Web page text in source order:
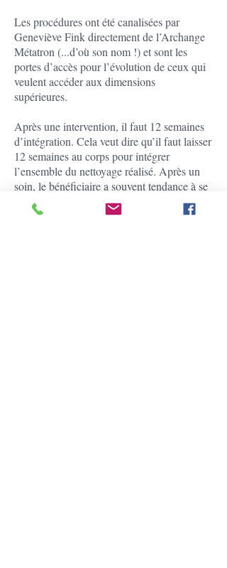
Les procédures ont été canalisées par
Geneviève Fink directement de l’Archange
Métatron (...d’où son nom !) et sont les
portes d’accès pour l’évolution de ceux qui
veulent accéder aux dimensions
supérieures.
Après une intervention, il faut 12 semaines
d’intégration. Cela veut dire qu’il faut laisser
12 semaines au corps pour intégrer
l’ensemble du nettoyage réalisé. Après un
soin, le bénéficiaire a souvent tendance à se
sentir bien, léger et rempli de joie.